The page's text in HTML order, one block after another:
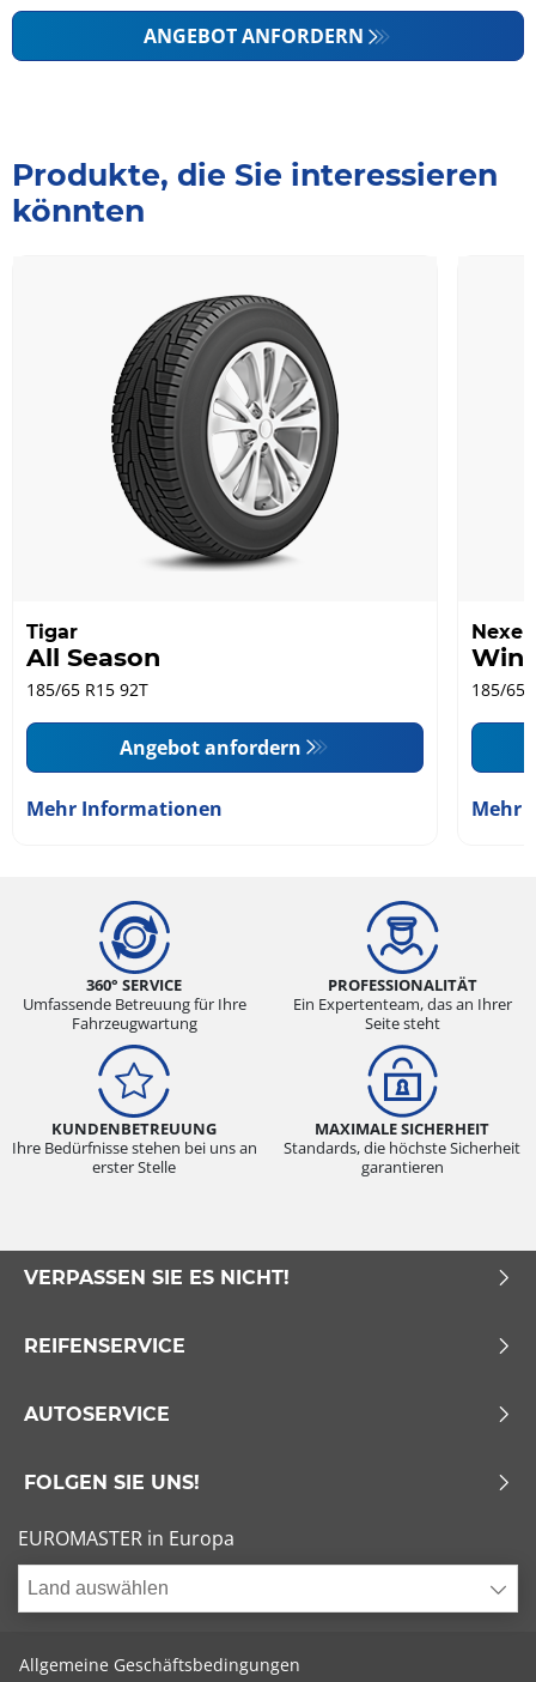
ANGEBOT ANFORDERN
Produkte, die Sie interessieren
könnten
Tigar
All Season
185/65 R15 92T
Angebot anfordern
Mehr Informationen
Nexen
185/65
Mehr
360° SERVICE
Umfassende Betreuung für Ihre
Fahrzeugwartung
PROFESSIONALITÄT
Ein Expertenteam, das an Ihrer
Seite steht
KUNDENBETREUUNG
Ihre Bedürfnisse stehen bei uns an
erster Stelle
MAXIMALE SICHERHEIT
Standards, die höchste Sicherheit
garantieren
VERPASSEN SIE ES NICHT!
REIFENSERVICE
AUTOSERVICE
FOLGEN SIE UNS!
EUROMASTER in Europa
Land auswählen
Allgemeine Geschäftsbedingungen